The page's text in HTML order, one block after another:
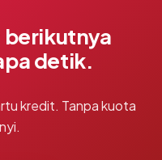
berikutnya
detik.
kredit. Tanpa kuota